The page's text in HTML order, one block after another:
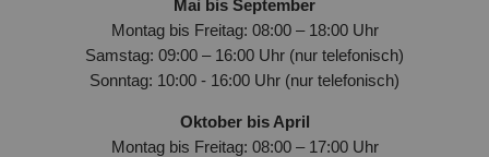
Mai bis September
Montag bis Freitag: 08:00 – 18:00 Uhr
Samstag: 09:00 – 16:00 Uhr (nur telefonisch)
Sonntag: 10:00 - 16:00 Uhr (nur telefonisch)
Oktober bis April
Montag bis Freitag: 08:00 – 17:00 Uhr